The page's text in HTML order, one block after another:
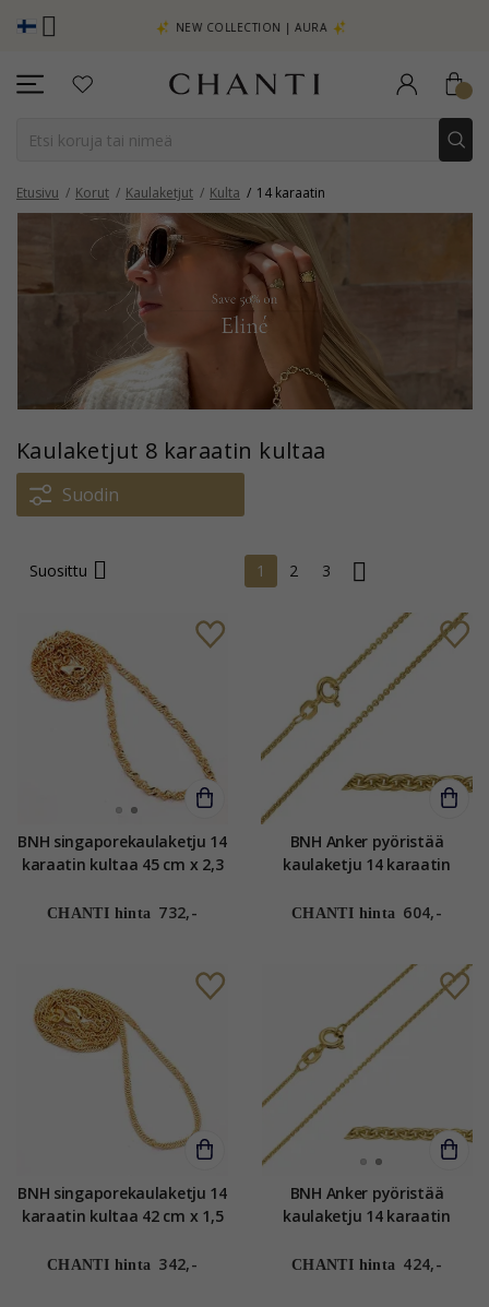
LISÄÄ -
NEW COLLECTION | AURA
Etusivu Korut Kaulaketjut Kulta 14 karaatin
Kaulaketjut 8 karaatin kultaa
Suodin
Suosittu 1 2 3
BNH singaporekaulaketju 14
karaatin kultaa 45 cm x 2,3
CHANTI hinta 732,-
BNH Anker pyöristää
kaulaketju 14 karaatin
CHANTI hinta 604,-
BNH singaporekaulaketju 14
karaatin kultaa 42 cm x 1,5
CHANTI hinta 342,-
BNH Anker pyöristää
kaulaketju 14 karaatin
CHANTI hinta 424,-